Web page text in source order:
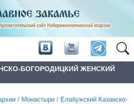
БОГОРОДИЦКИЙ ЖЕНСКИЙ
/ Монастыри / Елабужский Казанско-